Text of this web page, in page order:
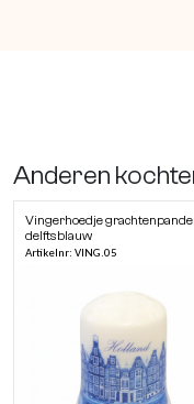
Anderen
Vingerhoedje
delftsblauw
Artikelnr: VING.05